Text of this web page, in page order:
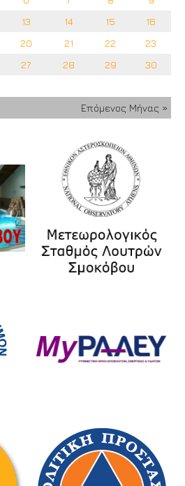
13 14 15
16
20 21 22
23
27 28 29
30
Επόμενος Μήνας »